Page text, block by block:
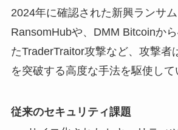
2024年に確認された新興ランサ
RansomHubや、DMM Bitcoinか
たTraderTraitor攻撃など、攻撃者
を突破する高度な手法を駆使して
従来のセキュリティ課題